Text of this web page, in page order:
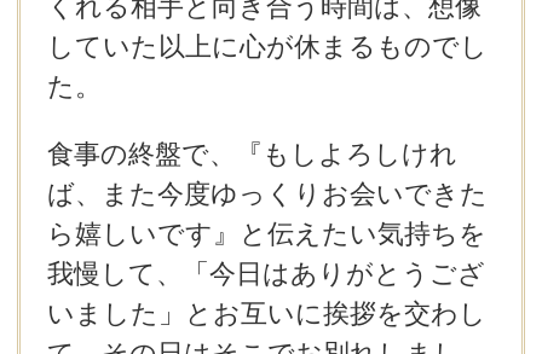
くれる相手と向き合う時間は、想像
していた以上に心が休まるものでし
た。
食事の終盤で、『もしよろしけれ
ば、また今度ゆっくりお会いできた
ら嬉しいです』と伝えたい気持ちを
我慢して、「今日はありがとうござ
いました」とお互いに挨拶を交わし